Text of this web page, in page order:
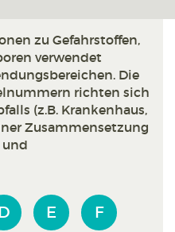
zu Gefahrstoffen,
verwendet
Die
richten sich
(z.B. Krankenhaus,
Zusammensetzung
und
E F